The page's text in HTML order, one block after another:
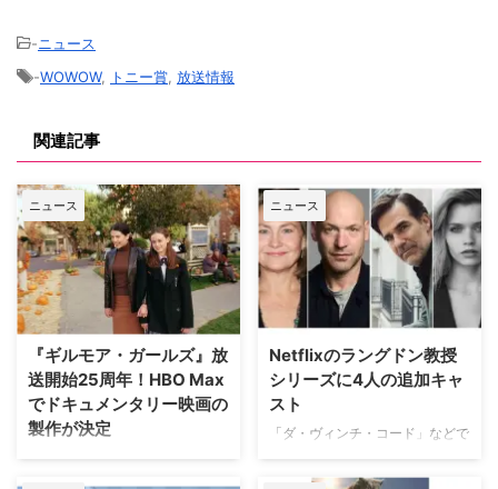
-ニュース
-WOWOW, トニー賞 放送情報
関連記事
ニュース
『ギルモア・ガールズ』放
送開始25周年！HBO Max
でドキュメンタリー映画の
製作が決定
ワーナー・ブラザース・テレビジ
ニュース
Netflixのラングドン教授
シリーズに4人の追加キャ
スト
「ダ・ヴィンチ・コード」などで
セラー小説、ロバート・ラングド